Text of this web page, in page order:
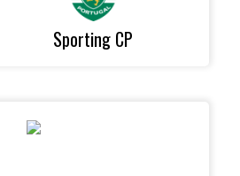
Sporting CP